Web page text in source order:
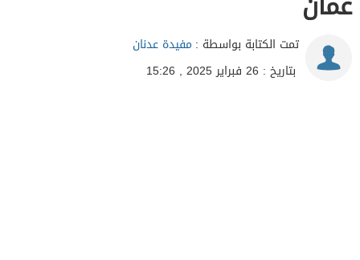
تمت الكتابة بواسطة : مفيدة عدنان
بتاريخ : 26 فبراير 2025 , 15:26